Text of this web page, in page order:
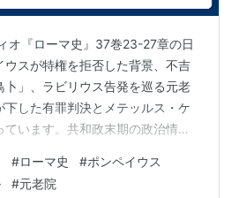
オ『ローマ史』37巻23-27章の日
ウスが特権を拒否した背景、不吉
卜」、ラビリウス告発を巡る元老
した有罪判決とメテッルス・ケ
います。共和政末期の政治情勢
#ローマ史 #ポンペイウス
#元老院